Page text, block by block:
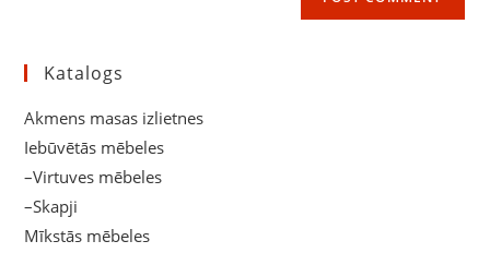
Katalogs
Akmens masas izlietnes
Iebūvētās mēbeles
–Virtuves mēbeles
–Skapji
Mīkstās mēbeles